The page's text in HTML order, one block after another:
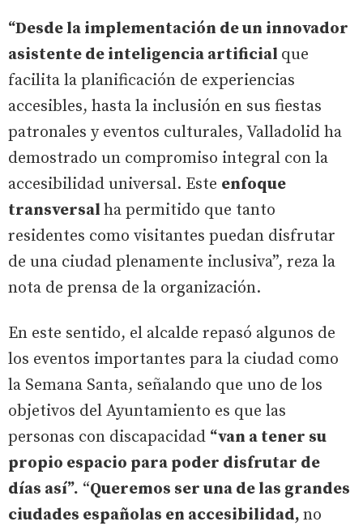
“Desde la implementación de un innovador
asistente de inteligencia artificial que
facilita la planificación de experiencias
accesibles, hasta la inclusión en sus fiestas
patronales y eventos culturales, Valladolid ha
demostrado un compromiso integral con la
accesibilidad universal. Este enfoque
transversal ha permitido que tanto
residentes como visitantes puedan disfrutar
de una ciudad plenamente inclusiva”, reza la
nota de prensa de la organización.
En este sentido, el alcalde repasó algunos de
los eventos importantes para la ciudad como
la Semana Santa, señalando que uno de los
objetivos del Ayuntamiento es que las
personas con discapacidad “van a tener su
propio espacio para poder disfrutar de
días así”. “Queremos ser una de las grandes
ciudades españolas en accesibilidad, no